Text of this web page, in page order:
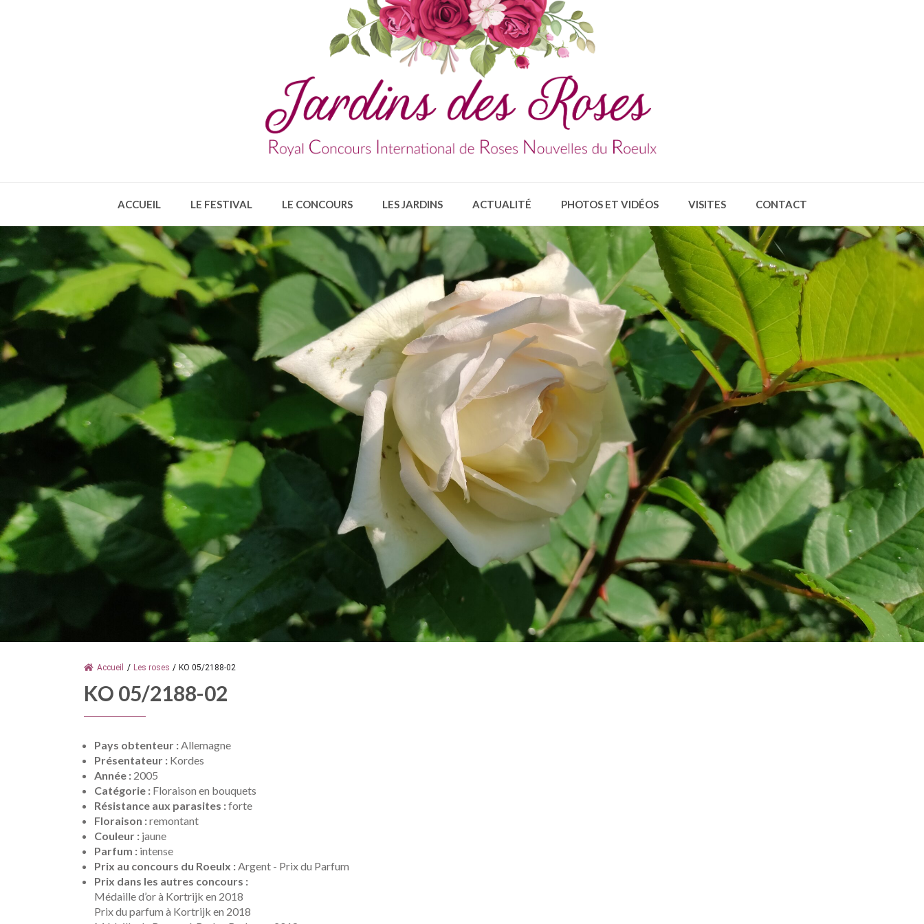
ACCUEIL LE FESTIVAL LE CONCOURS LES JARDINS ACTUALITÉ PHOTOS ET VIDÉOS VISITES CONTACT
Accueil / Les roses / KO 05/2188-02
KO 05/2188-02
Pays obtenteur : Allemagne
Présentateur : Kordes
Année : 2005
Catégorie : Floraison en bouquets
Résistance aux parasites :forte
Floraison :remontant
Couleur : jaune
Parfum : intense
Prix au concours du Roeulx : Argent - Prix du Parfum
Prix dans les autres concours :
Médaille d’or à Kortrijk en 2018
Prix du parfum à Kortrijk en 2018